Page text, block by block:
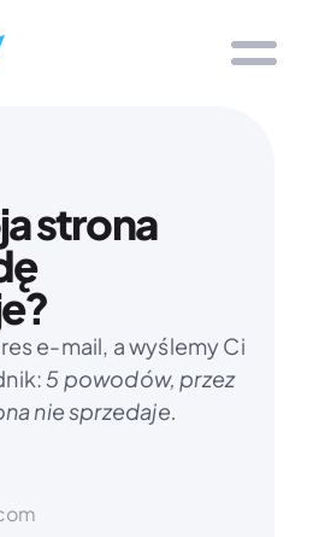
strona
e-mail, a wyślemy Ci
5 powodów, przez
nie sprzedaje.